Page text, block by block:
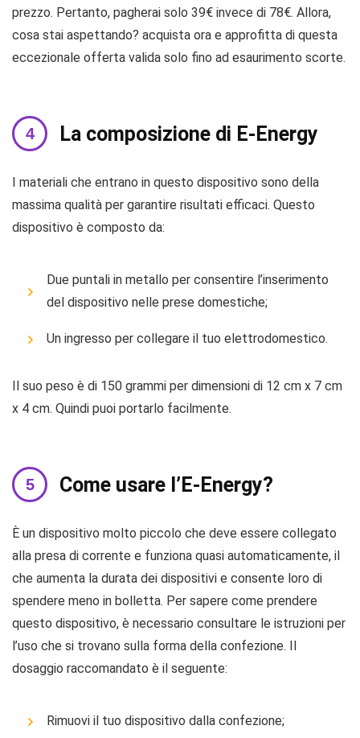
prezzo. Pertanto, pagherai solo 39€ invece di 78€. Allora,
cosa stai aspettando? acquista ora e approfitta di questa
eccezionale offerta valida solo fino ad esaurimento scorte.
La composizione di E-Energy
I materiali che entrano in questo dispositivo sono della
massima qualità per garantire risultati efficaci. Questo
dispositivo è composto da:
Due puntali in metallo per consentire l’inserimento
del dispositivo nelle prese domestiche;
Un ingresso per collegare il tuo elettrodomestico.
Il suo peso è di 150 grammi per dimensioni di 12 cm x 7 cm
x 4 cm. Quindi puoi portarlo facilmente.
Come usare l’E-Energy?
È un dispositivo molto piccolo che deve essere collegato
alla presa di corrente e funziona quasi automaticamente, il
che aumenta la durata dei dispositivi e consente loro di
spendere meno in bolletta. Per sapere come prendere
questo dispositivo, è necessario consultare le istruzioni per
l’uso che si trovano sulla forma della confezione. Il
dosaggio raccomandato è il seguente:
Rimuovi il tuo dispositivo dalla confezione;